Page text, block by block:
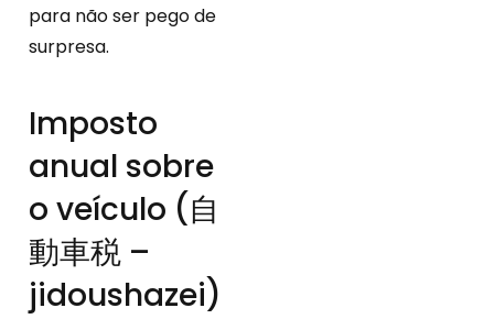
para não ser pego de
surpresa.
Imposto
anual sobre
o veículo (自
動車税 –
jidoushazei)